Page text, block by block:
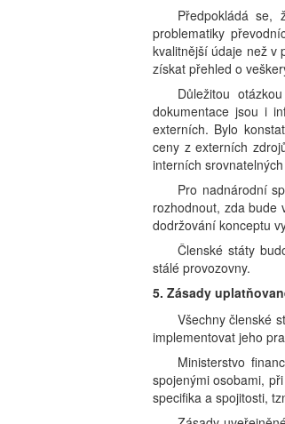
Předpokládá se,
problematiky
kvalitnější údaje než v
získat přehled o
Důležitou
dokumentace jsou i
externích. Bylo
ceny z externích
interních
Pro nadnárodní
rozhodnout, zda bude
dodržování konceptu
Členské státy
stálé provozovny.
5. Zásady
Všechny členské
implementovat jeho
Ministerstvo
spojenými osobami,
specifika a spojitosti,